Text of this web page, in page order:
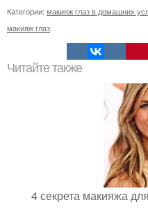
Категории: макияж глаз в домашних
макияж глаз
Читайте также
4 секрета макияжа